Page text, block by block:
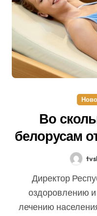
Во
белорусам
в
Директор Республиканского центра по
оздоровлению
лечению